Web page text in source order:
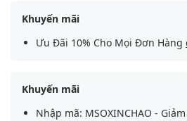
Khuyến mãi
Ưu Đãi 10% Cho Mọi Đơn Hàng
Khuyến mãi
Nhập mã: MSOXINCHAO -